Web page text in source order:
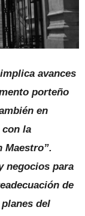
avances
porteño
en
con la
Maestro”.
negocios para
de
del